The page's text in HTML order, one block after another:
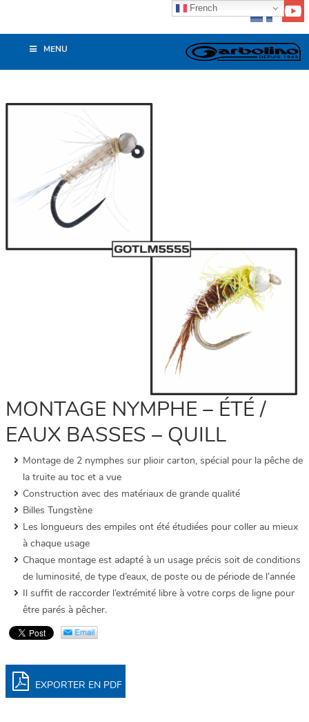
MENU
MONTAGE NYMPHE – ÉTÉ /
EAUX BASSES – QUILL
Montage de 2 nymphes sur plioir carton, spécial pour la pêche de
la truite au toc et a vue
Construction avec des matériaux de grande qualité
Billes Tungstène
Les longueurs des empiles ont été étudiées pour coller au mieux
à chaque usage
Chaque montage est adapté à un usage précis soit de conditions
de luminosité, de type d’eaux, de poste ou de période de l’année
Il suffit de raccorder l’extrémité libre à votre corps de ligne pour
être parés à pêcher.
EXPORTER EN PDF
French